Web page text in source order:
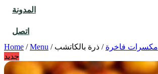
المدونة
اتصل
Home / Menu / مكسرات فاخرة / ذرة بالكاتشب
جديد